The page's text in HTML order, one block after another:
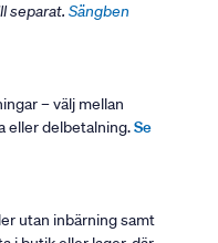
separat. Sängben
– välj mellan
eller delbetalning.Se
utan inbärning samt